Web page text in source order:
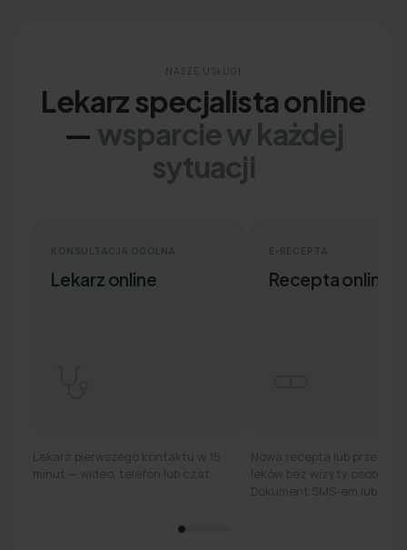
NASZE USŁUGI
Lekarz specjalista online
— wsparcie w każdej
sytuacji
Lekarz online
Lekarz pierwszego kontaktu w 15
minut — wideo, telefon lub czat.
E-RECEPTA
Recepta online
Nowa recepta lub
leków bez wizyty osobiście.
Dokument SMS-em lub e-